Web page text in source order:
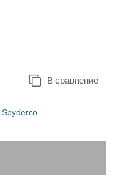
В сравнение
Spyderco